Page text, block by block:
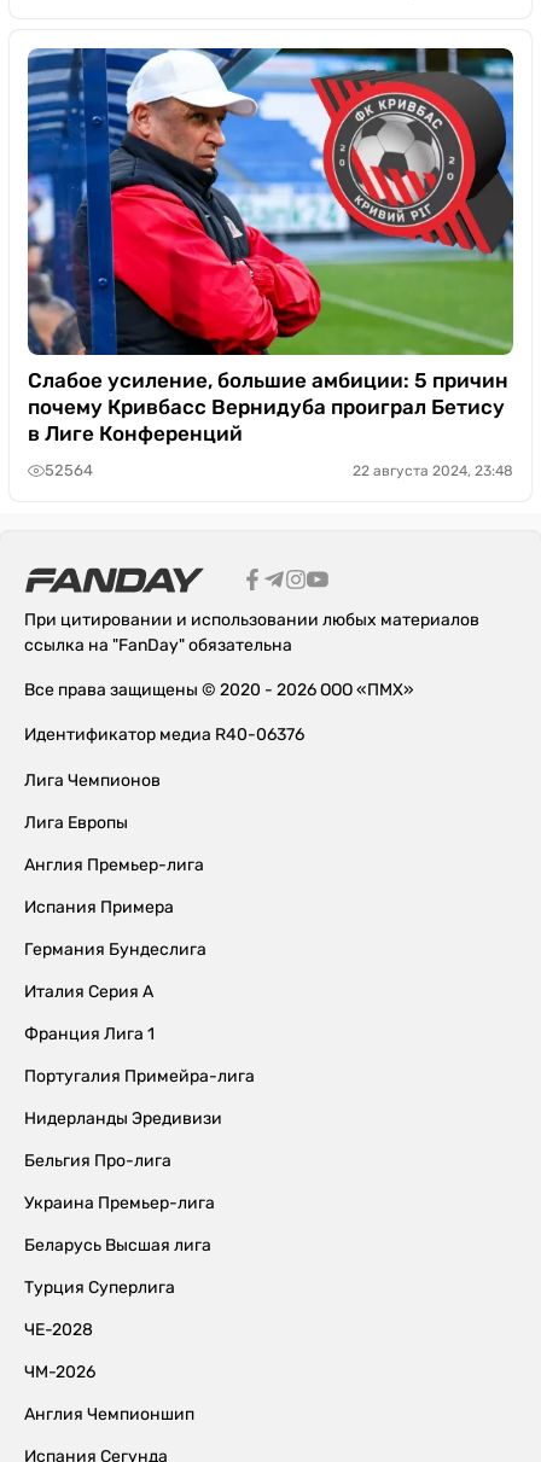
Слабое усиление, большие амбиции: 5 причин
почему Кривбасс Вернидуба проиграл Бетису
в Лиге Конференций
52564 22 августа 2024, 23:48
При цитировании и использовании любых материалов
ссылка на "FanDay" обязательна
Все права защищены © 2020 - 2026 ООО «ПМХ»
Идентификатор медиа R40-06376
Лига Чемпионов
Лига Европы
Англия Премьер-лига
Испания Примера
Германия Бундеслига
Италия Серия А
Франция Лига 1
Португалия Примейра-лига
Нидерланды Эредивизи
Бельгия Про-лига
Украина Премьер-лига
Беларусь Высшая лига
Турция Суперлига
ЧЕ-2028
ЧМ-2026
Англия Чемпионшип
Испания Сегунда